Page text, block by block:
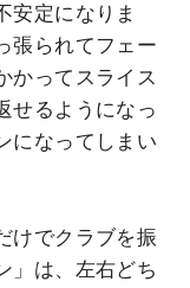
安定になりま
張られてフェー
かってスライス
せるようになっ
になってしまい
けでクラブを振
」は、左右どち